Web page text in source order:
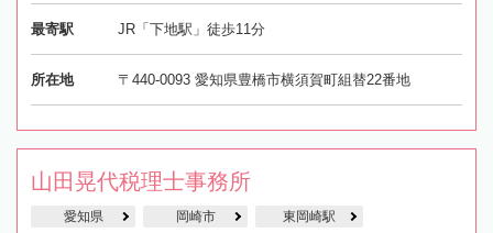
最寄駅 JR「下地駅」徒歩11分
所在地 〒440-0093 愛知県豊橋市横須賀町組替22番地
山田晃代税理士事務所
愛知県 岡崎市 東岡崎駅